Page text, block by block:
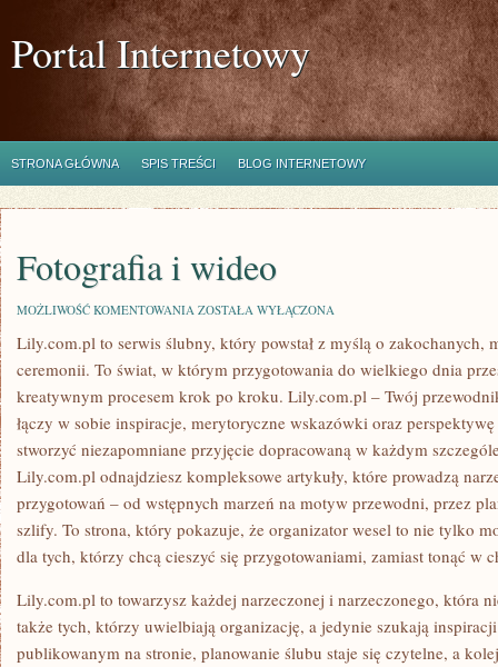
Portal Internetowy
STRONA GŁÓWNA SPIS TREŚCI BLOG INTERNETOWY
Fotografia i wideo
MOŻLIWOŚĆ KOMENTOWANIA FOTOGRAFIA
WIDEO
ZOSTAŁA WYŁĄCZONA
Lily.com.pl to serwis ślubny, który powstał z myślą o zakochanych,
ceremonii. To świat, w którym przygotowania do wielkiego dnia
kreatywnym procesem krok po kroku. Lily.com.pl – Twój
łączy w sobie inspiracje, merytoryczne wskazówki oraz
stworzyć niezapomniane przyjęcie dopracowaną w każdym
Lily.com.pl odnajdziesz kompleksowe artykuły, które prowadzą
przygotowań – od wstępnych marzeń na motyw przewodni, przez
szlify. To strona, który pokazuje, że organizator wesel to nie tylko
dla tych, którzy chcą cieszyć się przygotowaniami, zamiast tonąć w
Lily.com.pl to towarzysz każdej narzeczonej i narzeczonego, która
także tych, którzy uwielbiają organizację, a jedynie szukają
publikowanym na stronie, planowanie ślubu staje się czytelne, a